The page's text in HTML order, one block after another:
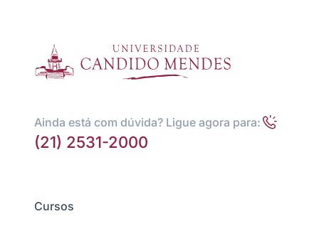
Ainda está com dúvida? Ligue agora para:
(21) 2531-2000
Cursos